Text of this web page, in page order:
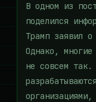
В одном из
поделился
Трамп заявил о
Однако, многие
не совсем так.